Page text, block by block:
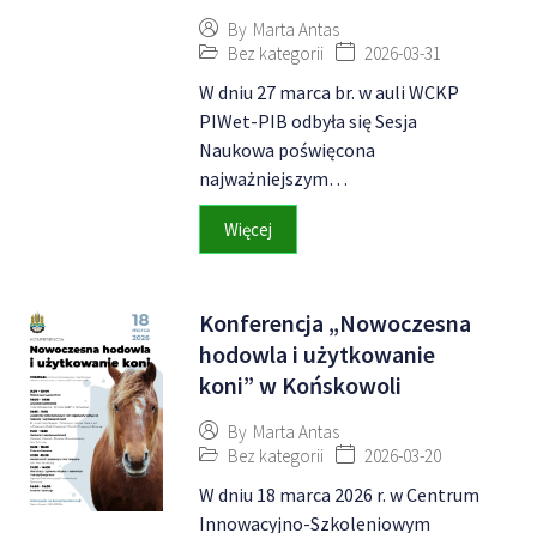
By Marta Antas
Bez kategorii
2026-03-31
W dniu 27 marca br. w auli WCKP
PIWet-PIB odbyła się Sesja
Naukowa poświęcona
najważniejszym…
Więcej
Konferencja „Nowoczesna
hodowla i użytkowanie
koni” w Końskowoli
By Marta Antas
Bez kategorii
2026-03-20
W dniu 18 marca 2026 r. w Centrum
Innowacyjno-Szkoleniowym